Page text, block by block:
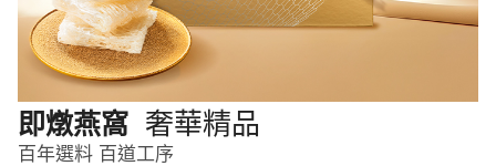
即燉燕窩 奢華精品
百年選料 百道工序